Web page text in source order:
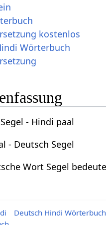
kostenlos
Wörterbuch
- Hindi paal
- Deutsch Segel
Wort Segel
Deutsch Hindi Wörterbuch